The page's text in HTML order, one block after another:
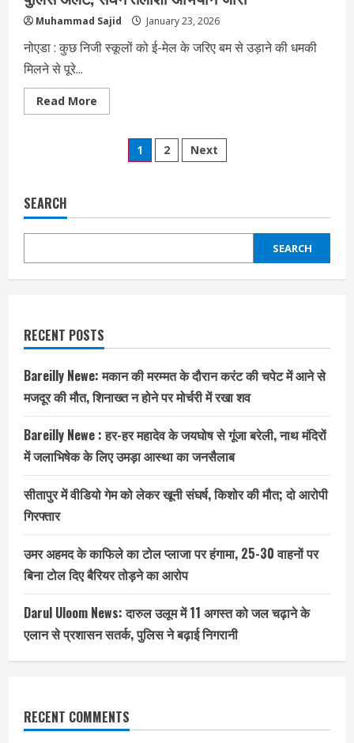
Muhammad Sajid January 23, 2026
नोएडा : कुछ निजी स्कूलों को ई-मेल के जरिए बम से उड़ाने की धमकी
मिलने से पूरे...
Read More
more
उड़ाने
की
अलर्ट,
सघन
Posts
1 2 Next
SEARCH
SEARCH
RECENT POSTS
Bareilly Newe: मकान की मरम्मत के दौरान करंट की चपेट में आने से
मजदूर की मौत, शिनाख्त न होने पर मोर्चरी में रखा शव
Bareilly Newe : हर-हर महादेव के जयघोष से गूंजा बरेली, नाथ मंदिरों
में जलाभिषेक के लिए उमड़ा आस्था का जनसैलाब
सीतापुर में वीडियो गेम को लेकर खूनी संघर्ष, किशोर की मौत; दो आरोपी
गिरफ्तार
उमर अहमद के काफिले का टोल प्लाजा पर हंगामा, 25-30 वाहनों पर
बिना टोल दिए बैरियर तोड़ने का आरोप
Darul Uloom News: दारुल उलूम में 11 अगस्त को जल चढ़ाने के
एलान से प्रशासन सतर्क, पुलिस ने बढ़ाई निगरानी
RECENT COMMENTS